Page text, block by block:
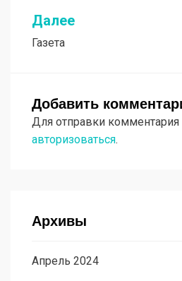
записям
Далее
Газета
Добавить
Для отправки
авторизоваться.
Архивы
Апрель 2024